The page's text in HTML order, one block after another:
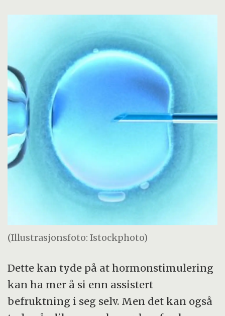
(Illustrasjonsfoto: Istockphoto)
Dette kan tyde på at hormonstimulering
kan ha mer å si enn assistert
befruktning i seg selv. Men det kan også